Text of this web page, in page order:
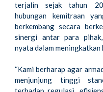
terjalin sejak tahun
hubungan kemitraan
berkembang secara
sinergi antar para
nyata dalam
“Kami berharap agar
menjunjung tinggi